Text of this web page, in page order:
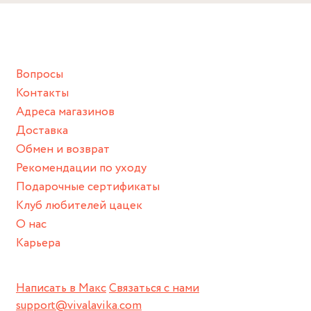
Снимайте ваше украшение перед купанием (и в море, и в
спортивный инвентарь).
Храните изделие в сухом месте.
Для надежного хранения мы доставляем все изделия в
нашей фирменной коробке или упаковке бренда.
Пожалуйста, используйте эту упаковку для хранения,
пока не носите украшение на себе.
Написать в МаксСвязаться с нами
support@vivalavika.com
Вопросы
Контакты
Адреса магазинов
Доставка
Обмен и возврат
Рекомендации по уходу
Подарочные сертификаты
Клуб любителей цацек
О нас
Карьера